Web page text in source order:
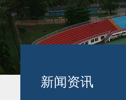
新闻资讯